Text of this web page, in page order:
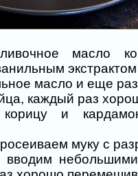
масло
масло и еще
каждый раз
и
муку с
небольшими